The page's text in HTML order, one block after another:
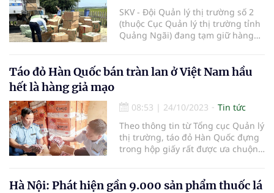
SKV - Đội Quản lý thị trường số 2
(thuộc Cục Quản lý thị trường tỉnh
Quảng Ngãi) đang tạm giữ hàng
Sunsilk của Công ty Unilever. Tổng
trị giá hàng hóa là 63.000.000
Táo đỏ Hàn Quốc bán tràn lan ở Việt Nam hầu
hết là hàng giả mạo
08:53 | 24/10/2023
Tin tức
Theo thông tin từ Tổng cục Quản lý
thị trường, táo đỏ Hàn Quốc đựng
trong hộp giấy rất được ưa chuộng
Hà Nội: Phát hiện gần 9.000 sản phẩm thuốc lá